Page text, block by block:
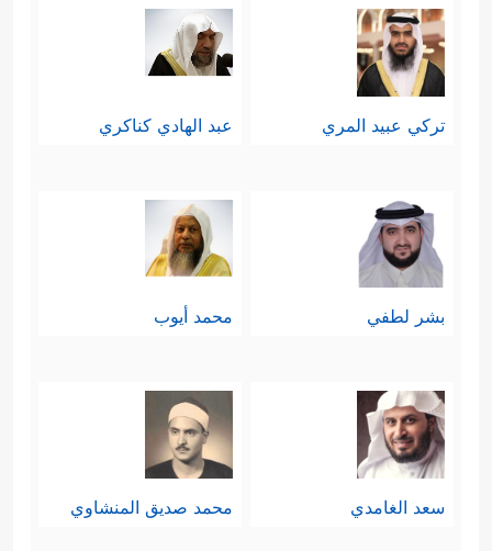
تركي عبيد المري عبد الهادي كناكري
بشر لطفي محمد أيوب
سعد الغامدي محمد صديق المنشاوي